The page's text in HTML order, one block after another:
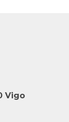
Vigo